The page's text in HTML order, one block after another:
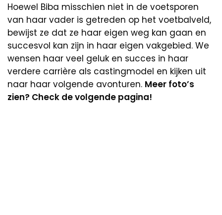
Hoewel Biba misschien niet in de voetsporen
van haar vader is getreden op het voetbalveld,
bewijst ze dat ze haar eigen weg kan gaan en
succesvol kan zijn in haar eigen vakgebied. We
wensen haar veel geluk en succes in haar
verdere carrière als castingmodel en kijken uit
naar haar volgende avonturen. Meer foto’s
zien? Check de volgende pagina!